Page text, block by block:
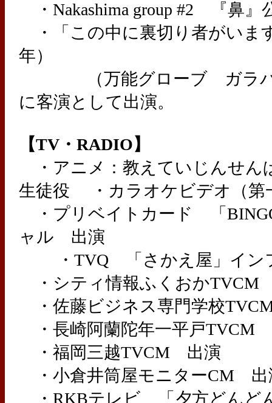
・Nakashima group #2 『鼻』
・「この中に裏切り者がいま
年）
（万能グローブ ガラパ
に客演として出演。
【TV・RADIO】
・アニメ：教えていじんせん
生徒役 ・カラオケビデオ（
・プリベイトカード 「
ャル 出演
・TVQ 「さかえ屋」イン
・シティ情報ふくおかTVCM
・佐藤ビジネス専門学校
・長崎阿蘭陀年一平戸TVCM
・福岡三越TVCM 出演
・小倉井筒屋モニターCM 出
・RKBテレビ 「夕方どんど